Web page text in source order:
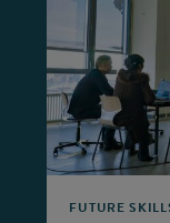
FUTURE